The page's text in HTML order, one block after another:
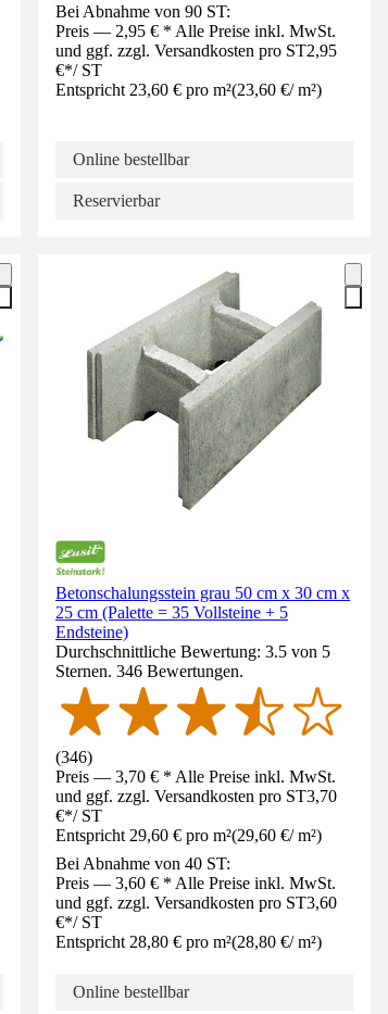
Bei Abnahme von 90 ST:
Preis — 2,95 € * Alle Preise inkl. MwSt.
und ggf. zzgl. Versandkosten pro ST2,95
€*/ ST
Entspricht 23,60 € pro m²(23,60 €/ m²)
Online bestellbar
Reservierbar
Betonschalungsstein grau 50 cm x 30 cm x
25 cm (Palette = 35 Vollsteine + 5
Endsteine)
Durchschnittliche Bewertung: 3.5 von 5
Sternen. 346 Bewertungen.
(346)
Preis — 3,70 € * Alle Preise inkl. MwSt.
und ggf. zzgl. Versandkosten pro ST3,70
€*/ ST
Entspricht 29,60 € pro m²(29,60 €/ m²)
Bei Abnahme von 40 ST:
Preis — 3,60 € * Alle Preise inkl. MwSt.
und ggf. zzgl. Versandkosten pro ST3,60
€*/ ST
Entspricht 28,80 € pro m²(28,80 €/ m²)
Online bestellbar